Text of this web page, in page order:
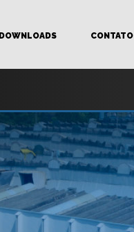
DOWNLOADS CONTATO